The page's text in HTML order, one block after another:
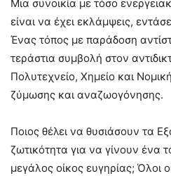
Μια συνοικία με τόσο
είναι να έχει εκλάμψεις,
Ένας τόπος με παράδοση
τεράστια συμβολή στον
Πολυτεχνείο, Χημείο και
ζύμωσης και αναζωογόνησης.
Ποιος θέλει να θυσιάσουν τα
ζωτικότητα για να γίνουν ένα
μεγάλος οίκος ευγηρίας; Όλοι